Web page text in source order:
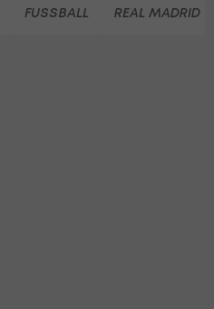
FUSSBALL REAL MADRID